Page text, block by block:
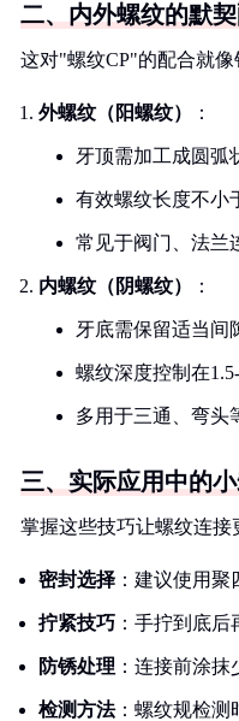
二、内外螺纹的默
这对"螺纹CP"的配合就像
外螺纹（阳螺纹） ：
牙顶需加工成圆弧
有效螺纹长度不小
常见于阀门、法兰
内螺纹（阴螺纹） ：
牙底需保留适当间
螺纹深度控制在
多用于三通、弯头
三、实际应用中的小
掌握这些技巧让螺纹连接
密封选择 ：建议使用
拧紧技巧 ：手拧到底
防锈处理 ：连接前涂
检测方法：螺纹规检测